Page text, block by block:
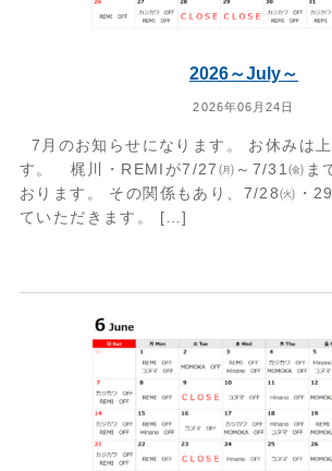
2026～July～
2026年06月24日
7月のお知らせになります。 お休みは
す。 梶川・REMIが7/27㈪～7/31㈮ま
おります。 その関係もあり、7/28㈫・
ていただきます。 […]